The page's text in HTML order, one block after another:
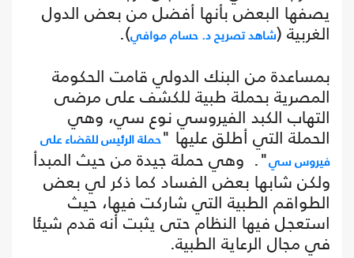
يصفها البعض بأنها أفضل من بعض الدول
الغربية (شاهد تصريح د. حسام موافي).
بمساعدة من البنك الدولي قامت الحكومة
المصرية بحملة طبية للكشف على مرضى
التهاب الكبد الفيروسي نوع سي، وهي
الحملة التي أطلق عليها "حملة الرئيس للقضاء على
فيروس سي". وهي حملة جيدة من حيث المبدأ
ولكن شابها بعض الفساد كما ذكر لي بعض
الطواقم الطبية التي شاركت فيها، حيث
استعجل فيها النظام حتى يثبت أنه قدم شيئا
في مجال الرعاية الطبية.